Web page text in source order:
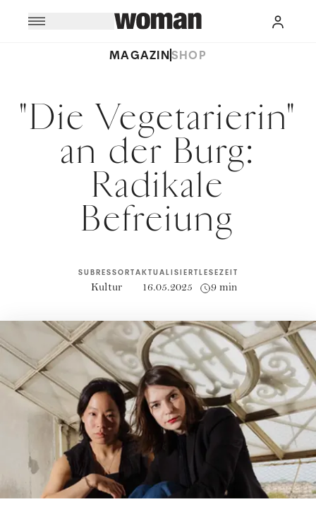
MAGAZINSHOP
"Die Vegetarierin"
an der Burg:
Radikale
Befreiung
SUBRESSORT
Kultur
AKTUALISIERT
16.05.2025
LESEZEIT
9 min